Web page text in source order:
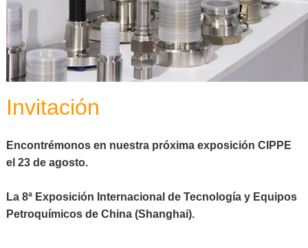
Invitación
Encontrémonos en nuestra próxima exposición CIPPE
el 23 de agosto.
La 8ª Exposición Internacional de Tecnología y Equipos
Petroquímicos de China (Shanghai).